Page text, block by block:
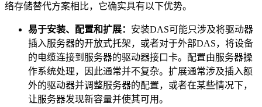
络存储替代方案相比，它确实具有以下优势。
易于安装、配置和扩展： 安装DAS可能只涉及将驱动器
插入服务器的开放式托架，或者对于外部DAS，将设备
的电缆连接到服务器的驱动器接口卡。配置由服务器操
作系统处理，因此通常并不复杂。扩展通常涉及插入额
外的驱动器并调整服务器的配置，或者在某些情况下，
让服务器发现新容量并使其可用。